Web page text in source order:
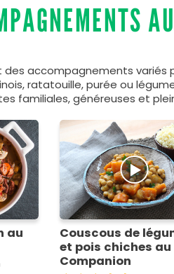
accompagnements variés
ratatouille, purée ou
familiales, généreuses et
au
Couscous de
et pois chiches au
Companion